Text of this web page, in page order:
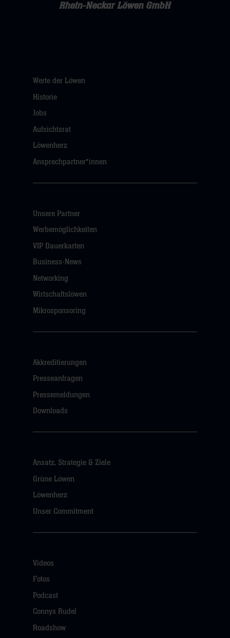
Rhein-Neckar Löwen GmbH
Werte der Löwen
Historie
Jobs
Aufsichtsrat
Löwenherz
Ansprechpartner*innen
Unsere Partner
Werbemöglichkeiten
VIP Dauerkarten
Business-News
Networking
Wirtschaftslöwen
Mikrosponsoring
Akkreditierungen
Presseanfragen
Pressemeldungen
Downloads
Ansatz, Strategie & Ziele
Grüne Löwen
Löwenherz
Unser Commitment
Videos
Fotos
Podcast
Connys Rudel
Roadshow